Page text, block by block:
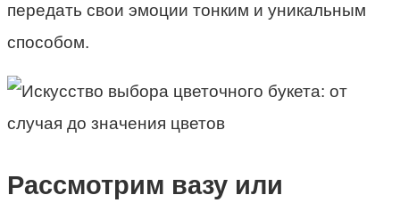
передать свои эмоции тонким и уникальным
способом.
Рассмотрим вазу или